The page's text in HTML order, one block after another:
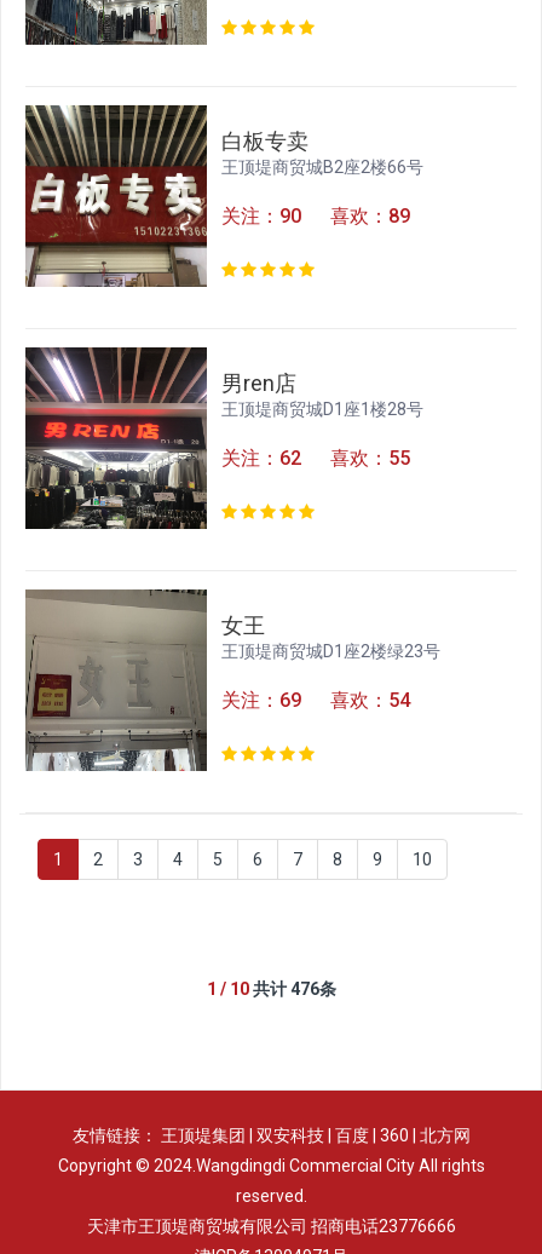
白板专卖
王顶堤商贸城B2座2楼66号
关注：90 喜欢：89
男ren店
王顶堤商贸城D1座1楼28号
关注：62 喜欢：55
女王
王顶堤商贸城D1座2楼绿23号
关注：69 喜欢：54
1 2 3 4 5 6 7 8 9 10
1 / 10共计 476条
友情链接： 王顶堤集团 双安科技| 百度| 360
北方网
Copyright © 2024.Wangdingdi Commercial City All rights
reserved.
天津市王顶堤商贸城有限公司 招商电话23776666